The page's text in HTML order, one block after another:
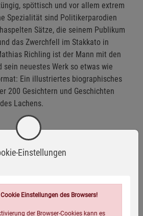
spöttisch und vor allem extrem
Spezialität sind Politikerparodien
Sätze, die seinem Publikum
das Zwerchfell im Stakkato in
Richling ist der Mann mit den
sein neuestes Werk so etwas wie
Ein illustriertes biographisches
200 Gesichtern und Geschichten
Lachens.
Einstellungen
Einstellungen des Browsers!
der Browser-Cookies kann es